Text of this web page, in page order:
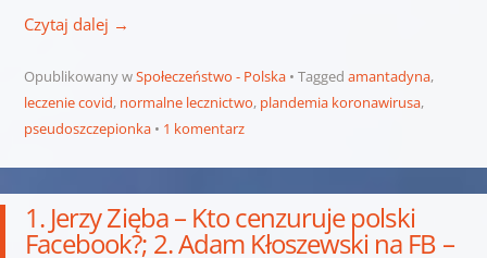
Czytaj dalej →
Opublikowany wSpołeczeństwo - Polska Tagged amantadyna,
leczenie covid, normalne lecznictwo, plandemia koronawirusa,
pseudoszczepionka
1 komentarz
1. Jerzy Zięba – Kto cenzuruje polski
Facebook?; 2. Adam Kłoszewski na FB –